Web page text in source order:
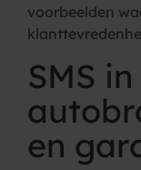
voorbeelden
SMS
en